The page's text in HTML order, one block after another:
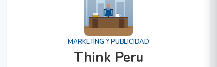
MARKETING Y PUBLICIDAD
Think Peru